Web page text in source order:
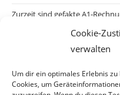
Cookie-
verwalten
Um dir ein optimales Erlebnis
Cookies, um
Zurzeit sind gefakte A1-
Salzburgs Juden und ihre
die Gefahr endlich konkret!“
Biologisches Wunder in Ceuta
Ein vermeintliches